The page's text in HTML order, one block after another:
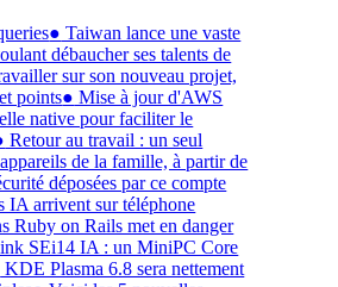
●Taiwan lance une vaste
débaucher ses talents de
sur son nouveau projet,
points●Mise à jour d'AWS
native pour faciliter le
Retour au travail : un seul
de la famille, à partir de
déposées par ce compte
arrivent sur téléphone
on Rails met en danger
SEi14 IA : un MiniPC Core
Plasma 6.8 sera nettement